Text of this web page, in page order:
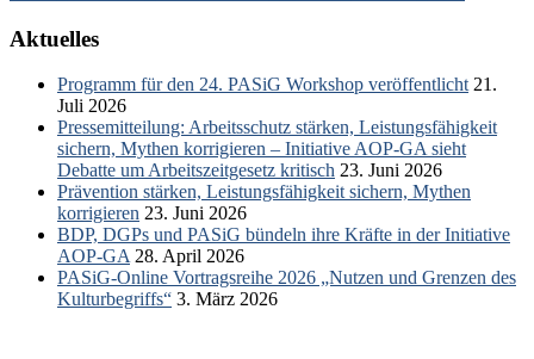
Aktuelles
Programm für den 24. PASiG Workshop veröffentlicht 21.
Juli 2026
Pressemitteilung: Arbeitsschutz stärken, Leistungsfähigkeit
sichern, Mythen korrigieren – Initiative AOP-GA sieht
Debatte um Arbeitszeitgesetz kritisch 23. Juni 2026
Prävention stärken, Leistungsfähigkeit sichern, Mythen
korrigieren 23. Juni 2026
BDP, DGPs und PASiG bündeln ihre Kräfte in der Initiative
AOP-GA 28. April 2026
PASiG-Online Vortragsreihe 2026 „Nutzen und Grenzen des
Kulturbegriffs“ 3. März 2026